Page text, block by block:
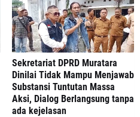
Sekretariat DPRD Muratara
Dinilai Tidak Mampu Menjawab
Substansi Tuntutan Massa
Aksi, Dialog Berlangsung tanpa
ada kejelasan